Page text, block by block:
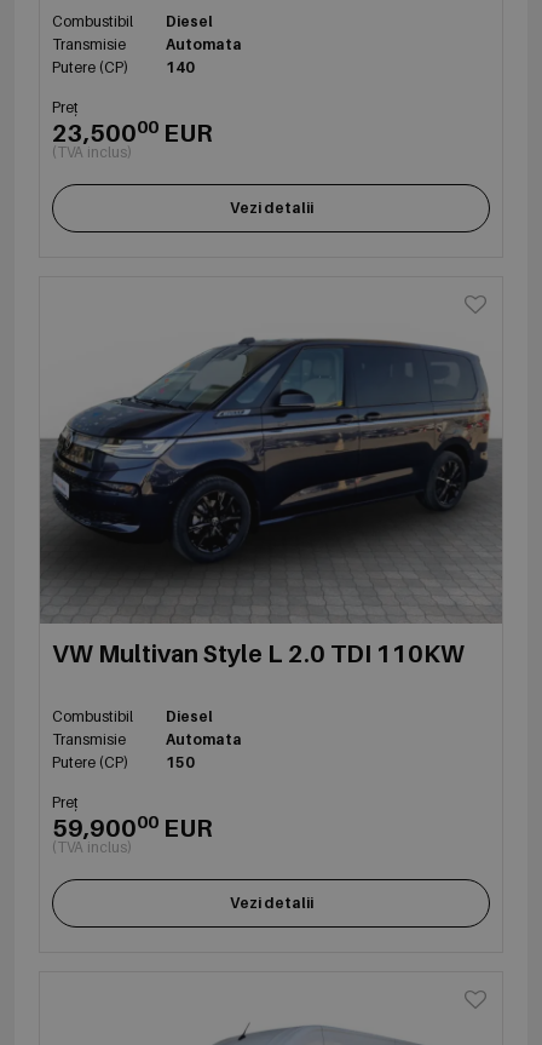
Combustibil
Diesel
Transmisie
Automata
Putere (CP)
140
Preț
23,50000 EUR
(TVA inclus)
Vezi detalii
VW Multivan Style L 2.0 TDI 110KW
Combustibil
Diesel
Transmisie
Automata
Putere (CP)
150
Preț
59,90000 EUR
(TVA inclus)
Vezi detalii